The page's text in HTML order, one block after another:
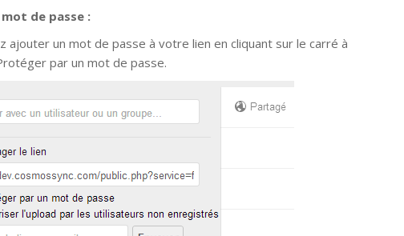
de passe :
ajouter un mot de passe à votre lien en cliquant sur le carré à
par un mot de passe.